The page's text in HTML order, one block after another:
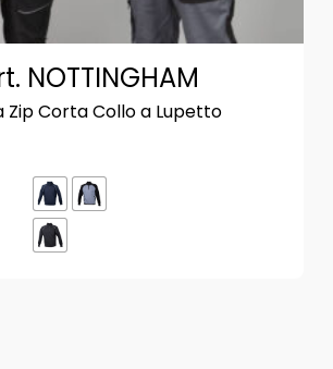
NOTTINGHAM
Zip Corta Collo a Lupetto